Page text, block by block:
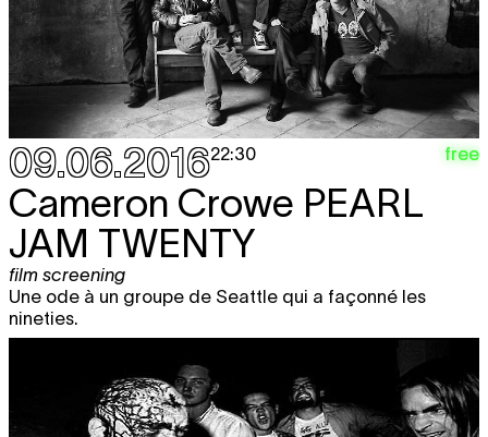
09.06.201622:30 free
Cameron Crowe PEARL
JAM TWENTY
film screening
Une ode à un groupe de Seattle qui a façonné les
nineties.